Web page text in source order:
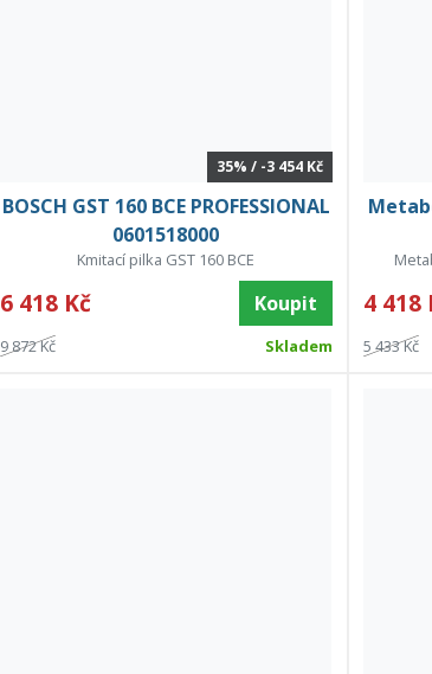
35% / -3 454 Kč
BOSCH GST 160 BCE PROFESSIONAL
0601518000
Kmitací pilka GST 160 BCE
6 418 Kč Koupit
9 872 Kč Skladem
4 418
5 433 Kč